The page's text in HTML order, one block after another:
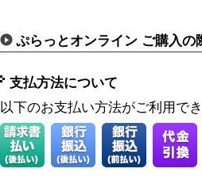
ぷらっとオンライン ご購入の
支払方法について
以下のお支払い方法がご利用で